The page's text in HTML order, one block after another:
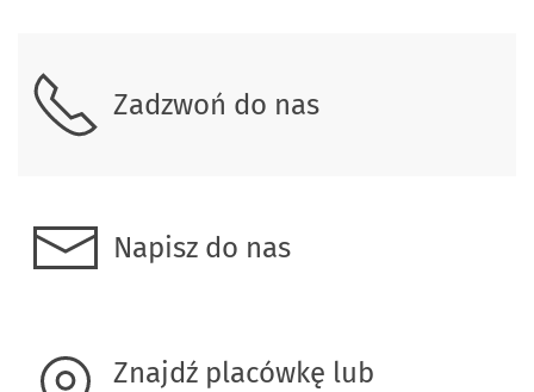
Zadzwoń do nas
Napisz do nas
Znajdź placówkę lub